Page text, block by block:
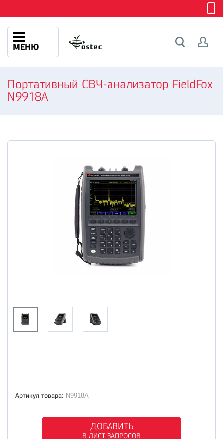
МЕНЮ
Портативный СВЧ-анализатор FieldFox
N9918A
Артикул товара: N9918A
ДОБАВИТЬ
В ЛИСТ ЗАПРОСОВ